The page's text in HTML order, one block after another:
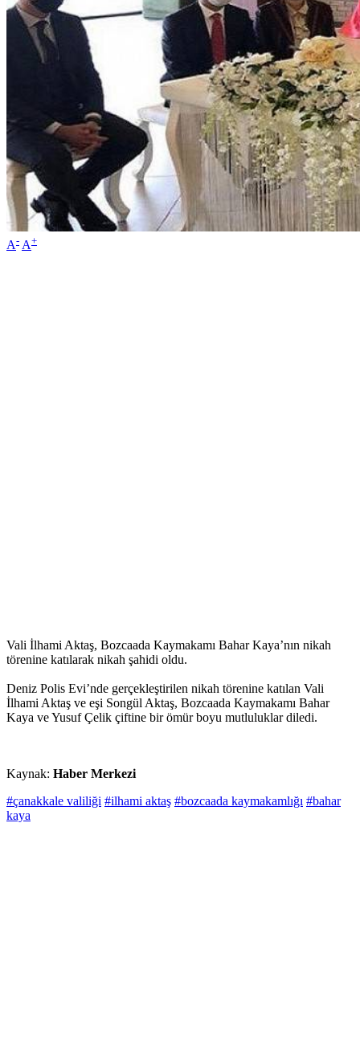
A- A+
Vali İlhami Aktaş, Bozcaada Kaymakamı Bahar Kaya’nın nikah
törenine katılarak nikah şahidi oldu.
Deniz Polis Evi’nde gerçekleştirilen nikah törenine katılan Vali
İlhami Aktaş ve eşi Songül Aktaş, Bozcaada Kaymakamı Bahar
Kaya ve Yusuf Çelik çiftine bir ömür boyu mutluluklar diledi.
Kaynak: Haber Merkezi
#çanakkale valiliği #ilhami aktaş #bozcaada kaymakamlığı #bahar
kaya